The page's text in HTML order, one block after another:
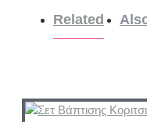
Related